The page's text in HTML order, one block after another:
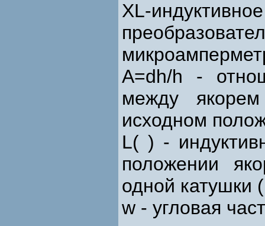
XL-
A=dh/h -
между
исходном
L( ) -
положении
одной катушки
w - угловая